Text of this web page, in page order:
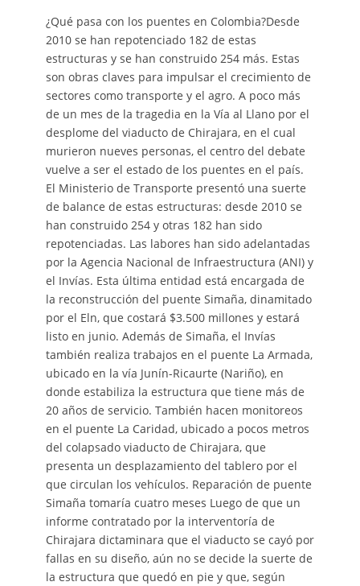
¿Qué pasa con los puentes en Colombia?Desde
2010 se han repotenciado 182 de estas
estructuras y se han construido 254 más. Estas
son obras claves para impulsar el crecimiento de
sectores como transporte y el agro. A poco más
de un mes de la tragedia en la Vía al Llano por el
desplome del viaducto de Chirajara, en el cual
murieron nueves personas, el centro del debate
vuelve a ser el estado de los puentes en el país.
El Ministerio de Transporte presentó una suerte
de balance de estas estructuras: desde 2010 se
han construido 254 y otras 182 han sido
repotenciadas. Las labores han sido adelantadas
por la Agencia Nacional de Infraestructura (ANI) y
el Invías. Esta última entidad está encargada de
la reconstrucción del puente Simaña, dinamitado
por el Eln, que costará $3.500 millones y estará
listo en junio. Además de Simaña, el Invías
también realiza trabajos en el puente La Armada,
ubicado en la vía Junín-Ricaurte (Nariño), en
donde estabiliza la estructura que tiene más de
20 años de servicio. También hacen monitoreos
en el puente La Caridad, ubicado a pocos metros
del colapsado viaducto de Chirajara, que
presenta un desplazamiento del tablero por el
que circulan los vehículos. Reparación de puente
Simaña tomaría cuatro meses Luego de que un
informe contratado por la interventoría de
Chirajara dictaminara que el viaducto se cayó por
fallas en su diseño, aún no se decide la suerte de
la estructura que quedó en pie y que, según